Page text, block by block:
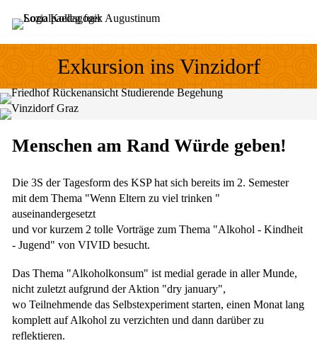
Sprung zum Hauptinhalt
Sprung zur Fusszeile
Exkursion ins Vinzidorf
Menschen am Rand Würde geben!
Die 3S der Tagesform des KSP hat sich bereits im 2. Semester
mit dem Thema "Wenn Eltern zu viel trinken "
auseinandergesetzt
und vor kurzem 2 tolle Vorträge zum Thema "Alkohol - Kindheit
- Jugend" von VIVID besucht.
Das Thema "Alkoholkonsum" ist medial gerade in aller Munde,
nicht zuletzt aufgrund der Aktion "dry january",
wo Teilnehmende das Selbstexperiment starten, einen Monat lang
komplett auf Alkohol zu verzichten und dann darüber zu
reflektieren.